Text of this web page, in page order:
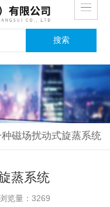
磁场扰动式旋蒸系统
蒸系统
览量：3269